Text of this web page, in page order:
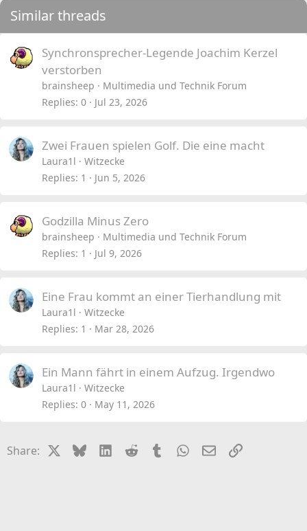
nun zusammenhalten. Ein Bündnis wird geschlossen
entgegenzutreten - für ihre Familien, ihre Völker und
ihre Heimat.Link
Similar threads
Synchronsprecher-Legende Joachim Kerzel
verstorben
brainsheep
Multimedia und Technik Forum
Replies 0 Jul 23, 2026
Zwei Frauen spielen Golf. Die eine macht
Laura1l
Witzecke
Replies 1 Jun 5, 2026
Godzilla Minus Zero
brainsheep
Multimedia und Technik Forum
Replies 1 Jul 9, 2026
Eine Frau kommt an einer Tierhandlung mit
Laura1l
Witzecke
Replies 1 Mar 28, 2026
Ein Mann fährt in einem Aufzug. Irgendwo
Laura1l
Witzecke
Replies 0 May 11, 2026
Share: BlueskyLinkedIn
Reddit TumblrWhatsApp
EmailLink